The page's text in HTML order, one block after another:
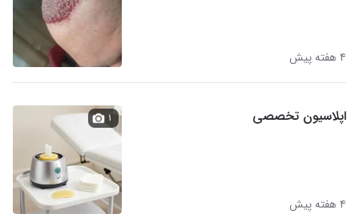
۴ هفته پیش
اپلاسیون تخصصی
۴ هفته پیش
۱